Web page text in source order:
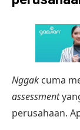
Nggak cuma
assessment
perusahaan.